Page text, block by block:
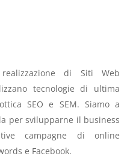
di Siti Web
tecnologie di ultima
SEO e SEM. Siamo a
per svilupparne il business
campagne di online
e Facebook.